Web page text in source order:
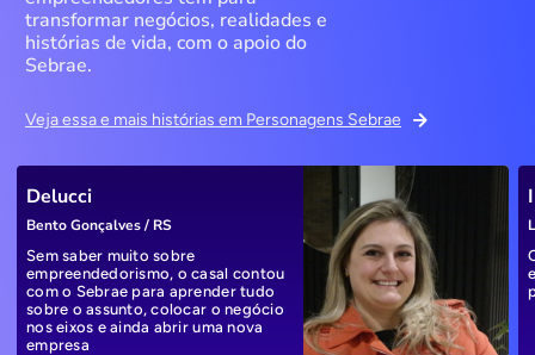
transformar negócios, realidades e
histórias de vida, com o apoio do
Sebrae.
Veja essa e mais histórias em Personagens Sebrae
Delucci
Bento Gonçalves / RS
Sem saber muito sobre
empreendedorismo, o casal contou
com o Sebrae para aprender tudo
sobre o assunto, colocar o negócio
nos eixos e ainda abrir uma nova
empresa